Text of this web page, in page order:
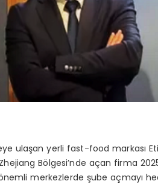
ulaşan yerli fast-food markası
Bölgesi’nde açan firma
merkezlerde şube açmayı